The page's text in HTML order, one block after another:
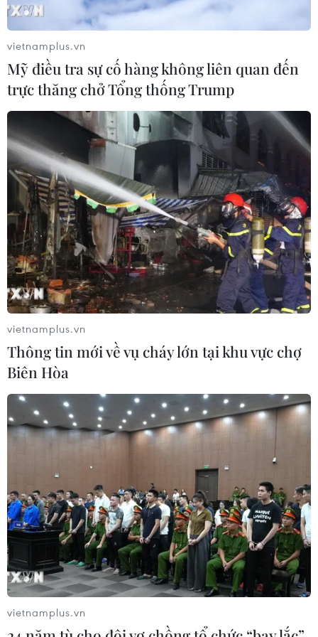
vietnamplus.vn
Mỹ điều tra sự cố hàng không liên quan đến
trực thăng chở Tổng thống Trump
vietnamplus.vn
Thông tin mới về vụ cháy lớn tại khu vực chợ
Biên Hòa
vietnamplus.vn